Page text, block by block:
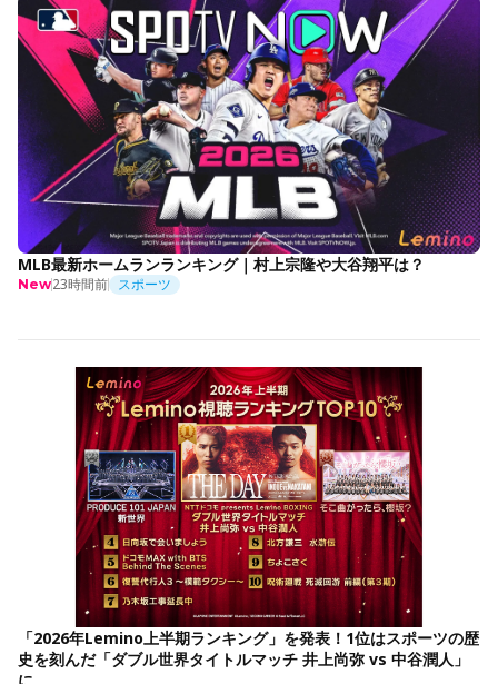
MLB最新ホームランランキング｜村上宗隆や大谷翔平は？
New23時間前 スポーツ
「2026年Lemino上半期ランキング」を発表！1位はスポーツの歴
史を刻んだ「ダブル世界タイトルマッチ 井上尚弥 vs 中谷潤人」